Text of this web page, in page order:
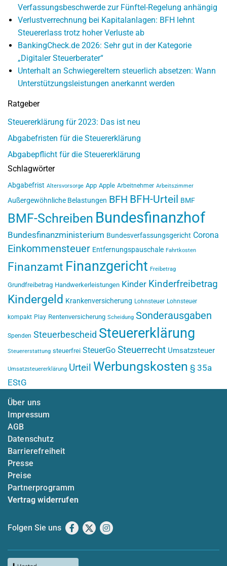
Verfassungsbeschwerde zur Fünftel-Regelung anhängig
Verlustverrechnung bei Kapitalanlagen: BFH lehnt
Steuererlass trotz hoher Verluste ab
BankingCheck.de 2026: Sehr gut in der Kategorie
„Digitaler Steuerberater“
Unterhalt an Schwiegereltern steuerlich absetzen: Wann
Unterstützungsleistungen anerkannt werden
Ratgeber
Steuererklärung für 2023: Das ist neu
Abgabefristen für die Steuererklärung
Abgabepflicht für die Steuererklärung
Schlagwörter
Abgabefrist Altersvorsorge App Apple Arbeitnehmer Arbeitszimmer
Außergewöhnliche Belastungen BFH BFH-Urteil BMF
BMF-Schreiben Bundesfinanzhof
Bundesfinanzministerium Bundesverfassungsgericht Corona
Einkommensteuer Entfernungspauschale Fahrtkosten
Finanzamt Finanzgericht Freibetrag
Grundfreibetrag Handwerkerleistungen Kinder Kinderfreibetrag
Kindergeld Krankenversicherung Lohnsteuer Lohnsteuer
kompakt Play Rentenversicherung Scheidung Sonderausgaben
Spenden Steuerbescheid Steuererklärung
Steuererstattung steuerfrei SteuerGo Steuerrecht Umsatzsteuer
Umsatzsteuererklärung Urteil Werbungskosten § 35a
EStG
Über uns
Impressum
AGB
Datenschutz
Barrierefreiheit
Presse
Preise
Partnerprogramm
Vertrag widerrufen
Folgen Sie uns Facebook
X Instagram